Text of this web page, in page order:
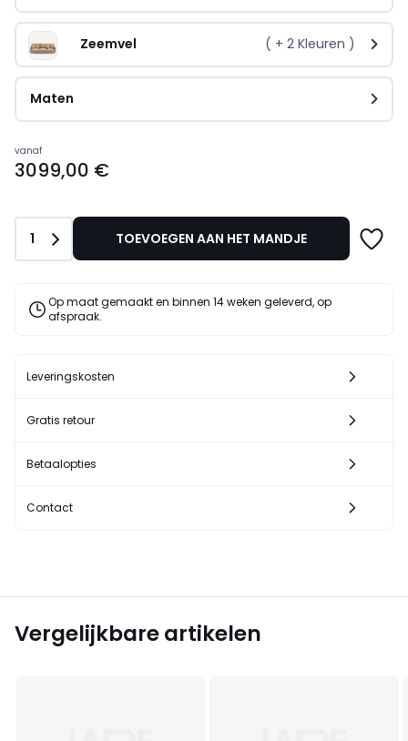
Zeemvel ( + 2 Kleuren )
Maten
Prijs
vanaf
vanaf
3099,00 €
Aantal
1 TOEVOEGEN AAN HET MANDJE
Op maat gemaakt en binnen 14 weken geleverd, op
afspraak.
Leveringskosten
Gratis retour
Betaalopties
Contact
Vergelijkbare artikelen